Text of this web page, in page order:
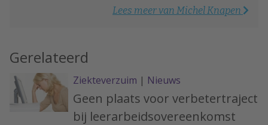
Lees meer van Michel Knapen
Gerelateerd
Ziekteverzuim | Nieuws
Geen plaats voor verbetertraject
bij leerarbeidsovereenkomst